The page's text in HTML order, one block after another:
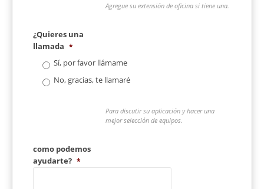
Agregue su extensión de oficina si tiene una.
¿Quieres una
llamada *
Sí, por favor llámame
No, gracias, te llamaré
Para discutir su aplicación y hacer una
mejor selección de equipos.
como podemos
ayudarte? *